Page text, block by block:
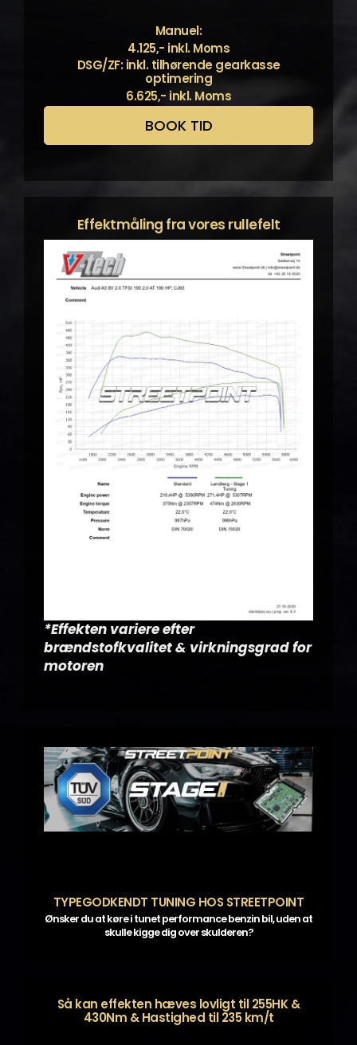
Manuel:
4.125,- inkl. Moms
DSG/ZF: inkl. tilhørende gearkasse
optimering
6.625,- inkl. Moms
BOOK TID
Effektmåling fra vores rullefelt
*Effekten variere efter
brændstofkvalitet & virkningsgrad for
motoren
TYPEGODKENDT TUNING HOS STREETPOINT
Ønsker du at køre i tunet performance benzin bil, uden at
skulle kigge dig over skulderen?
Så kan effekten hæves lovligt til 255HK &
430Nm & Hastighed til 235 km/t